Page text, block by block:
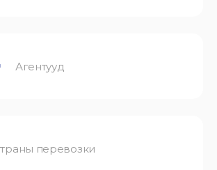
Агентууд
перевозки